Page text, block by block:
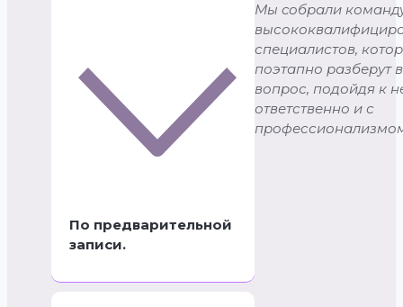
По предварительной
записи.
Мы cобрали
специалистов,
поэтапно разберут
вопрос, подойдя к
ответственно и с